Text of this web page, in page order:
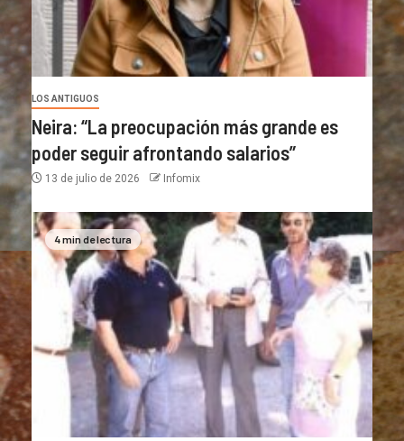
LOS ANTIGUOS
Neira: “La preocupación más grande es
poder seguir afrontando salarios”
13 de julio de 2026 Infomix
4 min de lectura